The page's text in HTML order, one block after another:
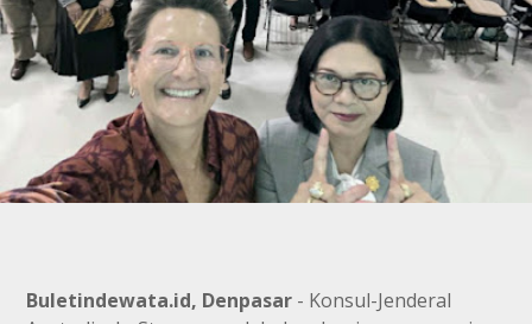
Buletindewata.id, Denpasar - Konsul-Jenderal